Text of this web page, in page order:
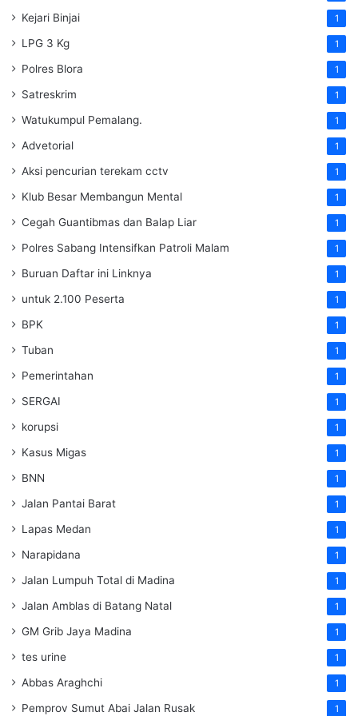
Kejari Binjai 1
LPG 3 Kg 1
Polres Blora 1
Satreskrim 1
Watukumpul Pemalang. 1
Advetorial 1
Aksi pencurian terekam cctv 1
Klub Besar Membangun Mental 1
Cegah Guantibmas dan Balap Liar 1
Polres Sabang Intensifkan Patroli Malam 1
Buruan Daftar ini Linknya 1
untuk 2.100 Peserta 1
BPK 1
Tuban 1
Pemerintahan 1
SERGAI 1
korupsi 1
Kasus Migas 1
BNN 1
Jalan Pantai Barat 1
Lapas Medan 1
Narapidana 1
Jalan Lumpuh Total di Madina 1
Jalan Amblas di Batang Natal 1
GM Grib Jaya Madina 1
tes urine 1
Abbas Araghchi 1
Pemprov Sumut Abai Jalan Rusak 1